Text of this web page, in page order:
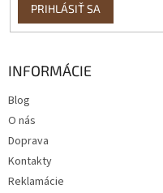
PRIHLÁSIŤ SA
INFORMÁCIE
Blog
O nás
Doprava
Kontakty
Reklamácie